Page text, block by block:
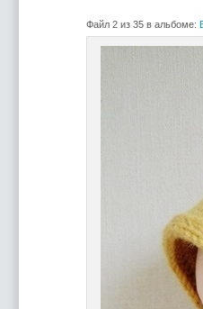
Файл 2 из 35 в альбоме: